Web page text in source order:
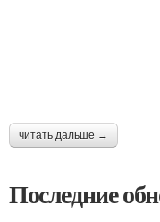
читать дальше →
Последние